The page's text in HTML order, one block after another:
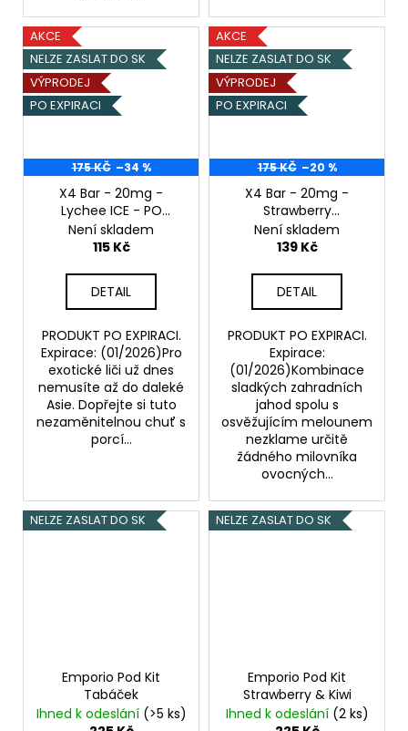
AKCE
NELZE ZASLAT DO SK
VÝPRODEJ
PO EXPIRACI
175 KČ –34 %
X4 Bar - 20mg -
Lychee ICE - PO
EXPIRACI
Není skladem
115 Kč
DETAIL
PRODUKT PO EXPIRACI.
Expirace: (01/2026)Pro
exotické liči už dnes
nemusíte až do daleké
Asie. Dopřejte si tuto
nezaměnitelnou chuť s
porcí...
AKCE
NELZE ZASLAT DO SK
VÝPRODEJ
PO EXPIRACI
175 KČ –20 %
X4 Bar - 20mg -
Strawberry
Watermelon - PO
EXPIRACI
Není skladem
139 Kč
DETAIL
PRODUKT PO EXPIRACI.
Expirace:
(01/2026)Kombinace
sladkých zahradních
jahod spolu s
osvěžujícím melounem
nezklame určitě
žádného milovníka
ovocných...
NELZE ZASLAT DO SK
Emporio Pod Kit
Tabáček
Ihned k odeslání (>5 ks)
NELZE ZASLAT DO SK
Emporio Pod Kit
Strawberry & Kiwi
Ihned k odeslání (2 ks)